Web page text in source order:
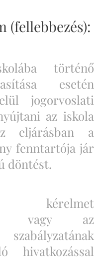
(fellebbezés):
történő
esetén
jogorvoslati
az iskola
eljárásban a
fenntartója jár
döntést.
kérelmet
vagy az
hivatkozással